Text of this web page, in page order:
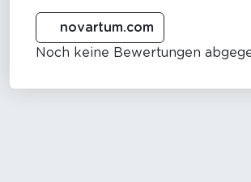
novartum.com
Noch keine Bewertungen